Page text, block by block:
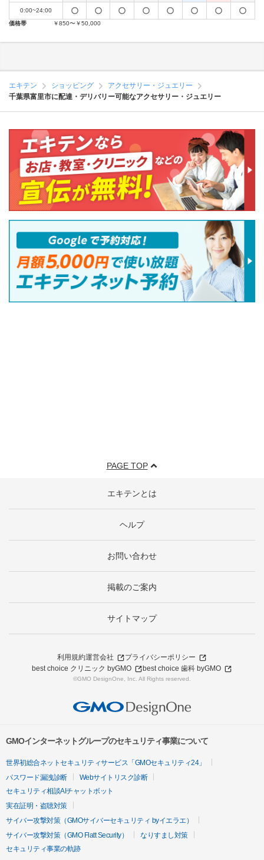
0:00~24:00
価格帯
￥850〜￥50,000
エキテン ショッピング
アクセサリー・ジュエリー
千葉県富里市に配達・デリバリー可能なアクセサリー・ジュエリー
PAGE TOP
エキテンとは
ヘルプ
お問い合わせ
掲載のご案内
サイトマップ
利用規約運営会社
プライバシーポリシー
best choice クリニック byGMO
best choice 歯科 byGMO
©GMO DesignOne, Inc. All Rights reserved.
GMOインターネットグループのセキュリティ事業について
世界初総合ネットセキュリティサービス「GMOセキュリティ24」
パスワード漏洩診断
Webサイトリスク診断
セキュリティ相談AIチャットボット
実在証明・盗聴対策
サイバー攻撃対策（GMOサイバーセキュリティ byイエラエ）
サイバー攻撃対策（GMO Flatt Security）
なりすまし対策
セキュリティ事業の軌跡